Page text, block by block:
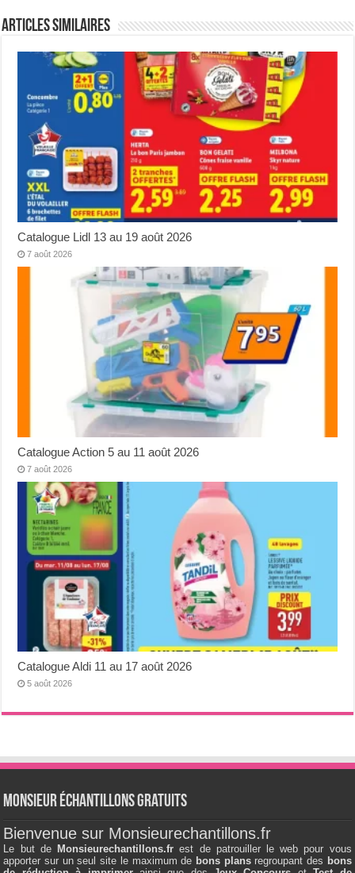
Articles Similaires
Catalogue Lidl 13 au 19 août 2026
7 août 2026
Catalogue Action 5 au 11 août 2026
7 août 2026
Catalogue Aldi 11 au 17 août 2026
5 août 2026
Monsieur échantillons Gratuits
Bienvenue sur Monsieurechantillons.fr
Le but de Monsieurechantillons.fr est de patrouiller le web pour vous
apporter sur un seul site le maximum de bons plansregroupant des bons